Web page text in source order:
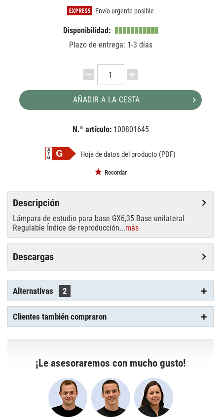
Envío urgente posible
Disponibilidad:
Plazo de entrega: 1-3 días
AÑADIR A LA CESTA
N.º artículo: 100801645
Hoja de datos del producto (PDF)
Recordar
Descripción
Lámpara de estudio para base GX6,35 Base unilateral
Regulable Índice de reproducción...más
Descargas
Alternativas 2
Clientes también compraron
¡Le asesoraremos con mucho gusto!